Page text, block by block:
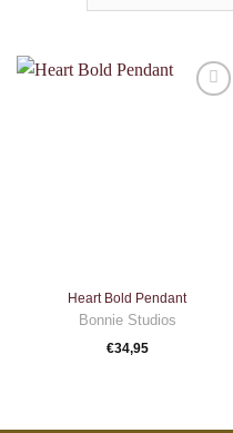
Heart Bold Pendant
Bonnie Studios
€34,95